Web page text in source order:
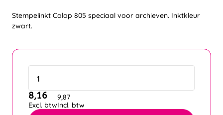
Stempelinkt Colop 805 speciaal voor archieven. Inktkleur
zwart.
8,16
Excl. btw
9,87
Incl. btw